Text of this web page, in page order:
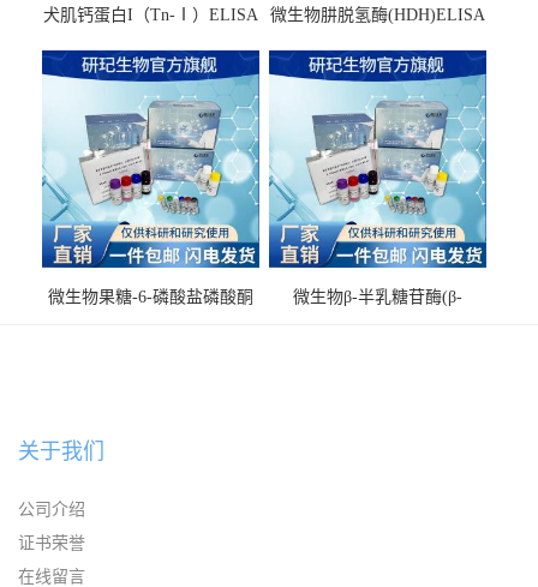
犬肌钙蛋白I（Tn-Ⅰ）ELISA
微生物肼脱氢酶(HDH)ELISA
微生物果糖-6-磷酸盐磷酸酮
微生物β-半乳糖苷酶(β-
关于我们
公司介绍
证书荣誉
在线留言